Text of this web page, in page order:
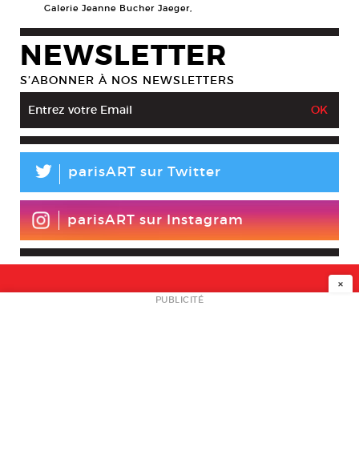
Galerie Jeanne Bucher Jaeger,
NEWSLETTER
S’ABONNER À NOS NEWSLETTERS
L parisART sur Twitter
parisART sur Instagram
NEWSLETTER
×
PUBLICITÉ